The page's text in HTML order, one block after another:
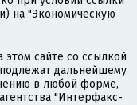
на "Экономическую
сайте со ссылкой
дальнейшему
в любой форме,
"Интерфакс-